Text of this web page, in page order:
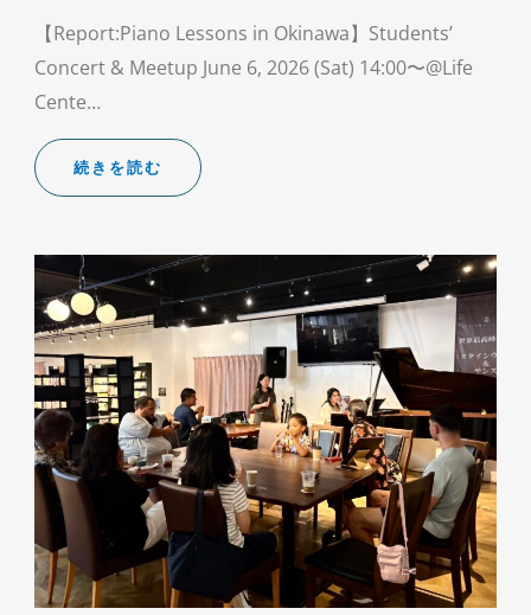
【Report:Piano Lessons in Okinawa】Students’
Concert & Meetup June 6, 2026 (Sat) 14:00〜@Life
Cente…
続きを読む